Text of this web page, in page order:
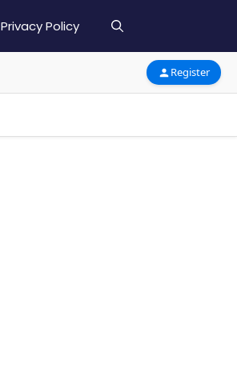
Privacy Policy
Register